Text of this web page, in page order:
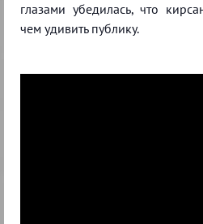
глазами убедилась, что
чем удивить публику.